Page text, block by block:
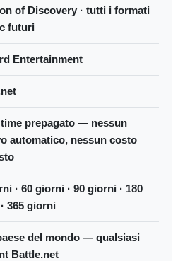
of Discovery · tutti i formati
futuri
Entertainment
time prepagato — nessun
automatico, nessun costo
· 60 giorni · 90 giorni · 180
365 giorni
del mondo — qualsiasi
Battle.net